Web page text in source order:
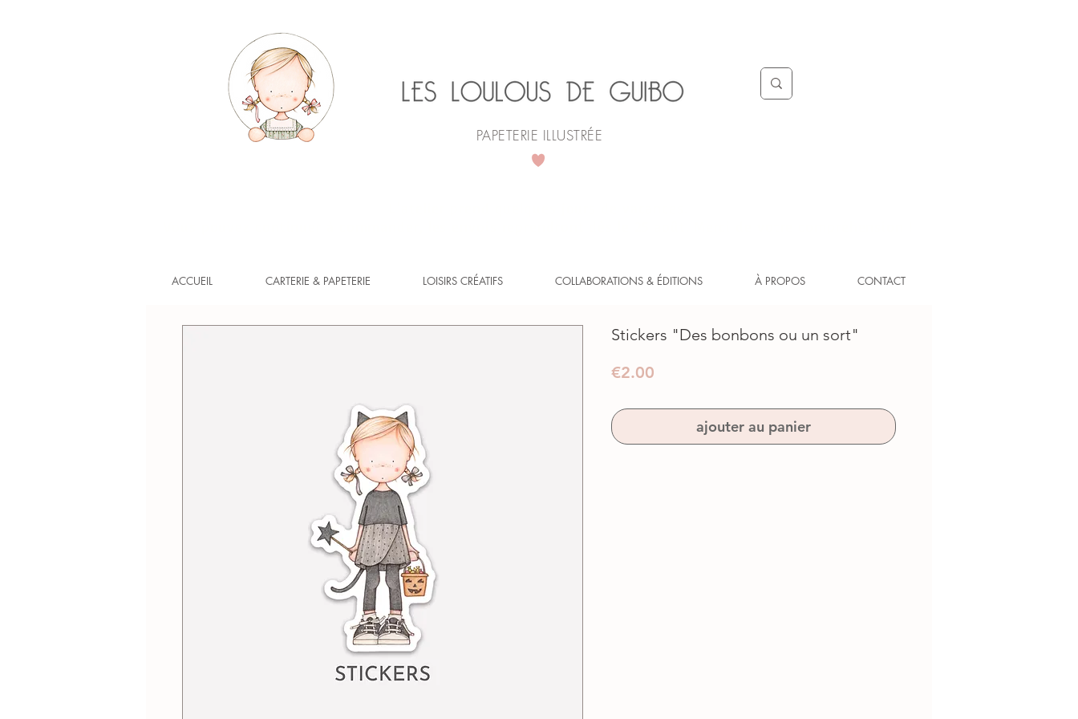
PAPETERIE ILLUSTRÉE
ACCUEIL CARTERIE & PAPETERIE LOISIRS CRÉATIFS COLLABORATIONS & ÉDITIONS À PROPOS CONTACT
Stickers "Des bonbons ou un sort"
€2.00
ajouter au panier